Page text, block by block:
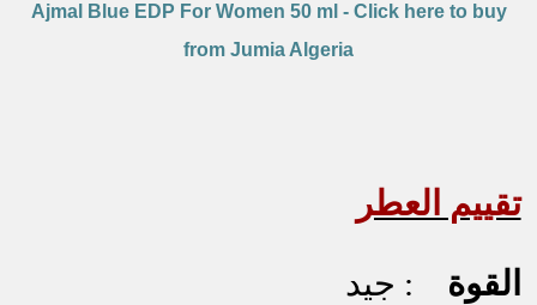
Ajmal Blue EDP For Women 50 ml - Click here to buy
from Jumia Algeria
تقييم العطر
القوة
: جيد